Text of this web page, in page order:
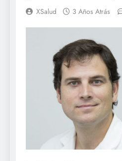
XSalud 3 Años Atrás